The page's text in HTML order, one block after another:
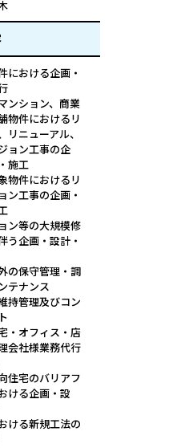
における企画・
ンション、商業
物件におけるリ
リニューアル、
ョン工事の企
施工
物件におけるリ
ン工事の企画・
ン等の大規模修
う企画・設計・
の保守管理・調
テナンス
持管理及びコン
・オフィス・店
会社様業務代行
住宅のバリアフ
ける企画・設
ける新規工法の